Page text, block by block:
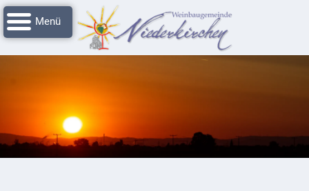
Navigation
überspringen
Startseite
Grussworte
Niederkirchen
Impressionen